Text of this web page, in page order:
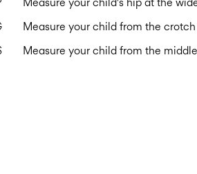
Measure your child from the
Measure your child from the